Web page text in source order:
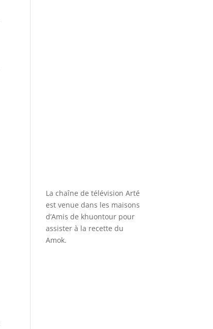
La chaîne de télévision Arté
est venue dans les maisons
d’Amis de khuontour pour
assister à la recette du
Amok.